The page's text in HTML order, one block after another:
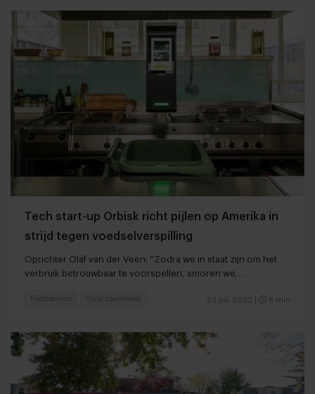
Tech start-up Orbisk richt pijlen op Amerika in
strijd tegen voedselverspilling
Oprichter Olaf van der Veen: “Zodra we in staat zijn om het
verbruik betrouwbaar te voorspellen, smoren we
23 juli 2022 8 min
Foodservice Duurzaamheid